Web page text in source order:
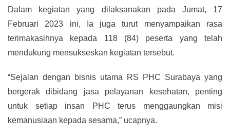
Dalam kegiatan yang dilaksanakan pada Jumat, 17
Februari 2023 ini, Ia juga turut menyampaikan rasa
terimakasihnya kepada 118 (84) peserta yang telah
mendukung mensukseskan kegiatan tersebut.
“Sejalan dengan bisnis utama RS PHC Surabaya yang
bergerak dibidang jasa pelayanan kesehatan, penting
untuk setiap insan PHC terus menggaungkan misi
kemanusiaan kepada sesama,” ucapnya.